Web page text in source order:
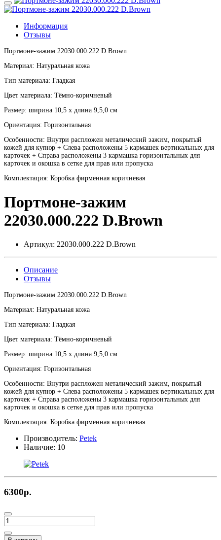
Информация
Отзывы
Портмоне-зажим 22030.000.222 D.Brown
Материал: Натуральная кожа
Тип материала: Гладкая
Цвет материала: Тёмно-коричневый
Размер: ширина 10,5 х длина 9,5,0 см
Ориентация: Горизонтальная
Особенности: Внутри распложен металический зажим, покрытый
кожей для купюр + Слева расположены 5 кармашек вертикальных для
карточек + Справа расположены 3 кармашка горизонтальных для
карточек и окошка в сетке для прав или пропуска
Комплектация: Коробка фирменная коричневая
Портмоне-зажим
22030.000.222 D.Brown
Артикул: 22030.000.222 D.Brown
Описание
Отзывы
Портмоне-зажим 22030.000.222 D.Brown
Материал: Натуральная кожа
Тип материала: Гладкая
Цвет материала: Тёмно-коричневый
Размер: ширина 10,5 х длина 9,5,0 см
Ориентация: Горизонтальная
Особенности: Внутри распложен металический зажим, покрытый
кожей для купюр + Слева расположены 5 кармашек вертикальных для
карточек + Справа расположены 3 кармашка горизонтальных для
карточек и окошка в сетке для прав или пропуска
Комплектация: Коробка фирменная коричневая
Производитель: Petek
Наличие: 10
6300р.